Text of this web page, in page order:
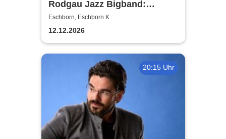
Rodgau Jazz Bigband:
Christmas in Swing
Eschborn, Eschborn K
12.12.2026
20:15 Uhr